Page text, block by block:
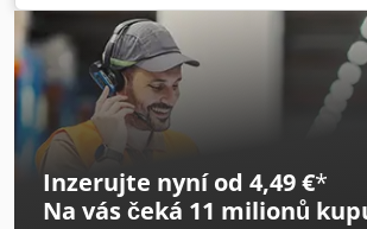
Inzerujte nyní od 4,49 €*
Na vás čeká 11 milionů